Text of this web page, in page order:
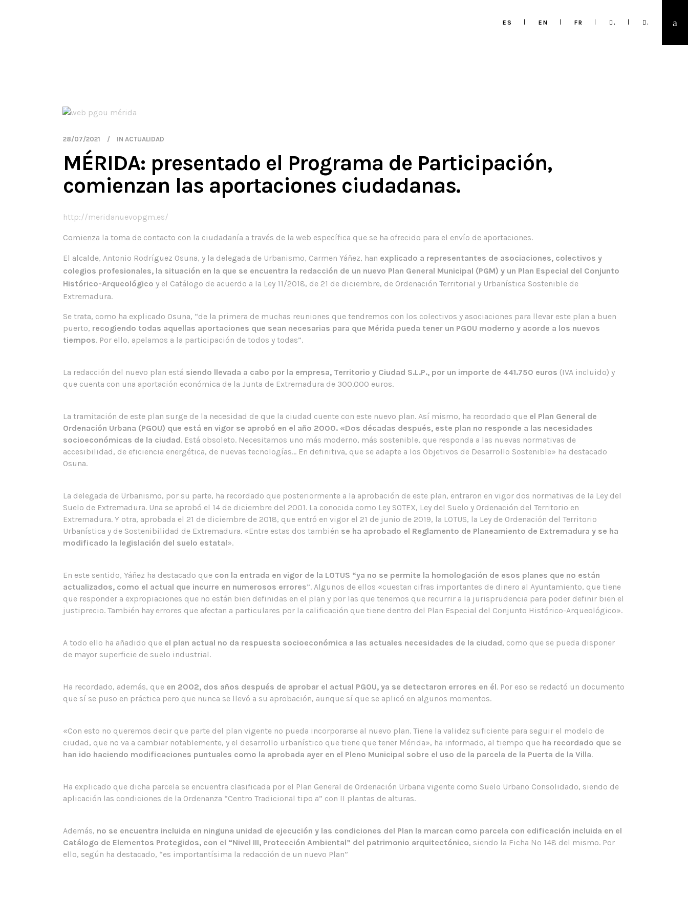
ES EN FR . .
28/07/2021 IN ACTUALIDAD
MÉRIDA: presentado el Programa de Participación,
comienzan las aportaciones ciudadanas.
http://meridanuevopgm.es/
Comienza la toma de contacto con la ciudadanía a través de la web específica que se ha ofrecido para el envío de aportaciones.
El alcalde, Antonio Rodríguez Osuna, y la delegada de Urbanismo, Carmen Yáñez, han explicado a representantes de asociaciones, colectivos y
colegios profesionales, la situación en la que se encuentra la redacción de un nuevo Plan General Municipal (PGM) y un Plan Especial del Conjunto
Histórico-Arqueológico y el Catálogo de acuerdo a la Ley 11/2018, de 21 de diciembre, de Ordenación Territorial y Urbanística Sostenible de
Extremadura.
Se trata, como ha explicado Osuna, “de la primera de muchas reuniones que tendremos con los colectivos y asociaciones para llevar este plan a buen
puerto, recogiendo todas aquellas aportaciones que sean necesarias para que Mérida pueda tener un PGOU moderno y acorde a los nuevos
tiempos. Por ello, apelamos a la participación de todos y todas”.
La redacción del nuevo plan está siendo llevada a cabo por la empresa, Territorio y Ciudad S.L.P., por un importe de 441.750 euros (IVA incluido) y
que cuenta con una aportación económica de la Junta de Extremadura de 300.000 euros.
La tramitación de este plan surge de la necesidad de que la ciudad cuente con este nuevo plan. Así mismo, ha recordado que el Plan General de
Ordenación Urbana (PGOU) que está en vigor se aprobó en el año 2000. «Dos décadas después, este plan no responde a las necesidades
socioeconómicas de la ciudad. Está obsoleto. Necesitamos uno más moderno, más sostenible, que responda a las nuevas normativas de
accesibilidad, de eficiencia energética, de nuevas tecnologías… En definitiva, que se adapte a los Objetivos de Desarrollo Sostenible» ha destacado
Osuna.
La delegada de Urbanismo, por su parte, ha recordado que posteriormente a la aprobación de este plan, entraron en vigor dos normativas de la Ley del
Suelo de Extremadura. Una se aprobó el 14 de diciembre del 2001. La conocida como Ley SOTEX, Ley del Suelo y Ordenación del Territorio en
Extremadura. Y otra, aprobada el 21 de diciembre de 2018, que entró en vigor el 21 de junio de 2019, la LOTUS, la Ley de Ordenación del Territorio
Urbanística y de Sostenibilidad de Extremadura. «Entre estas dos también se ha aprobado el Reglamento de Planeamiento de Extremadura y se ha
modificado la legislación del suelo estatal».
En este sentido, Yáñez ha destacado que con la entrada en vigor de la LOTUS “ya no se permite la homologación de esos planes que no están
actualizados, como el actual que incurre en numerosos errores”. Algunos de ellos «cuestan cifras importantes de dinero al Ayuntamiento, que tiene
que responder a expropiaciones que no están bien definidas en el plan y por las que tenemos que recurrir a la jurisprudencia para poder definir bien el
justiprecio. También hay errores que afectan a particulares por la calificación que tiene dentro del Plan Especial del Conjunto Histórico-Arqueológico».
A todo ello ha añadido que el plan actual no da respuesta socioeconómica a las actuales necesidades de la ciudad, como que se pueda disponer
de mayor superficie de suelo industrial.
Ha recordado, además, que en 2002, dos años después de aprobar el actual PGOU, ya se detectaron errores en él. Por eso se redactó un documento
que sí se puso en práctica pero que nunca se llevó a su aprobación, aunque sí que se aplicó en algunos momentos.
«Con esto no queremos decir que parte del plan vigente no pueda incorporarse al nuevo plan. Tiene la validez suficiente para seguir el modelo de
ciudad, que no va a cambiar notablemente, y el desarrollo urbanístico que tiene que tener Mérida», ha informado, al tiempo que ha recordado que se
han ido haciendo modificaciones puntuales como la aprobada ayer en el Pleno Municipal sobre el uso de la parcela de la Puerta de la Villa.
Ha explicado que dicha parcela se encuentra clasificada por el Plan General de Ordenación Urbana vigente como Suelo Urbano Consolidado, siendo de
aplicación las condiciones de la Ordenanza “Centro Tradicional tipo a” con II plantas de alturas.
Además, no se encuentra incluida en ninguna unidad de ejecución y las condiciones del Plan la marcan como parcela con edificación incluida en el
Catálogo de Elementos Protegidos, con el “Nivel III, Protección Ambiental” del patrimonio arquitectónico, siendo la Ficha Nº 148 del mismo. Por
ello, según ha destacado, “es importantísima la redacción de un nuevo Plan”
TERRITORIO Y CIUDAD
T: +34 956 329 300
tyciudad@territorioyciudad.com
últimas noticias.
El Plan Especial de Renovables de Jerez (PEER):
Ordenación del Territorio y Transición Energética
Mérida: ya se puede consultar la Aprobación Inicial
síguenos en redes sociales.